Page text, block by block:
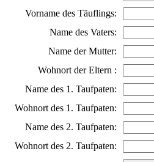
Vorname des Täuflings:
Name des Vaters:
Name der Mutter:
Wohnort der Eltern :
Name des 1. Taufpaten:
Wohnort des 1. Taufpaten:
Name des 2. Taufpaten:
Wohnort des 2. Taufpaten: